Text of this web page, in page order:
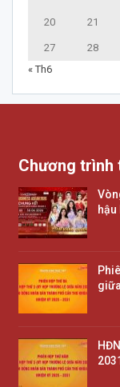
20 21
27 28
« Th6
Chương trình